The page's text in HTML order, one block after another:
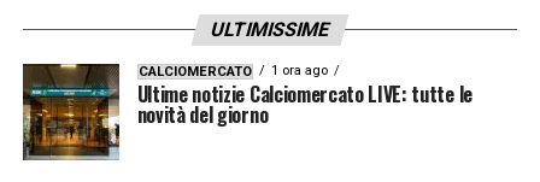
ULTIMISSIME
CALCIOMERCATO 1 ora ago
Ultime notizie Calciomercato LIVE: tutte le
novità del giorno